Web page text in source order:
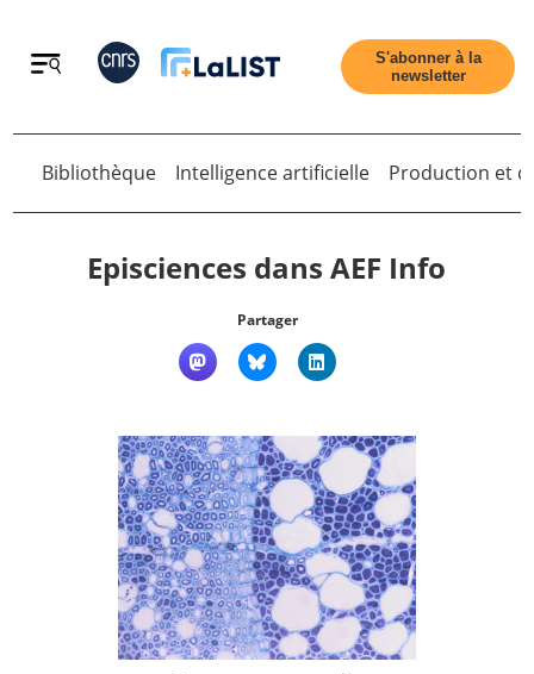
Retour
Qui sommes nous ?
Nous suivre
S'abonner à la
newsletter
Bibliothèque Intelligence artificielle Production et
Episciences dans AEF Info
Partager